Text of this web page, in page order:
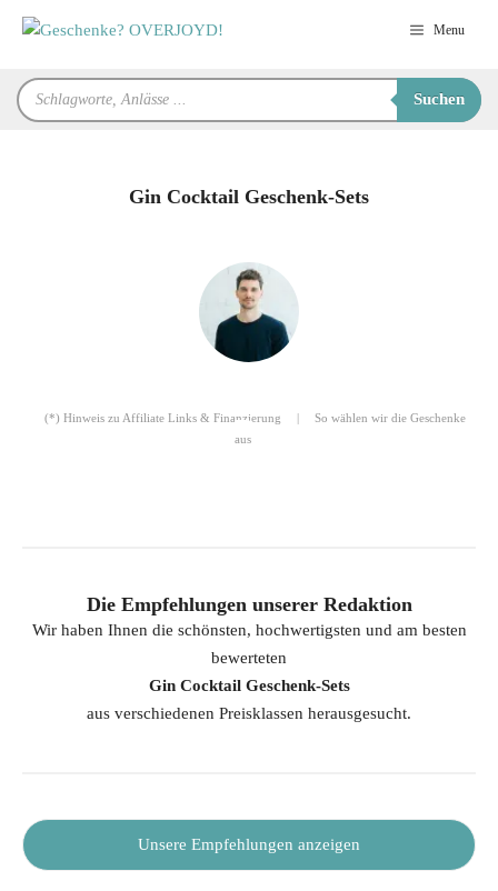
Inhalt
Menu
Products
search
Suchen
Gin Cocktail Geschenk-Sets
(*) Hinweis zu Affiliate Links & Finanzierung |
So wählen wir die Geschenke
aus
Die Empfehlungen unserer Redaktion
Wir haben Ihnen die schönsten, hochwertigsten und am besten
bewerteten
Gin Cocktail Geschenk-Sets
aus verschiedenen Preisklassen herausgesucht.
Unsere Empfehlungen anzeigen